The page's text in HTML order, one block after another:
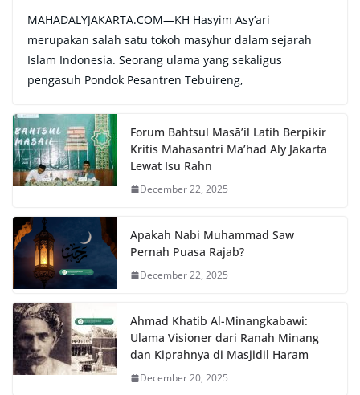
MAHADALYJAKARTA.COM—KH Hasyim Asy’ari
merupakan salah satu tokoh masyhur dalam sejarah
Islam Indonesia. Seorang ulama yang sekaligus
pengasuh Pondok Pesantren Tebuireng,
Forum Bahtsul Masā’il Latih Berpikir
Kritis Mahasantri Ma’had Aly Jakarta
Lewat Isu Rahn
December 22, 2025
Apakah Nabi Muhammad Saw
Pernah Puasa Rajab?
December 22, 2025
Ahmad Khatib Al-Minangkabawi:
Ulama Visioner dari Ranah Minang
dan Kiprahnya di Masjidil Haram
December 20, 2025